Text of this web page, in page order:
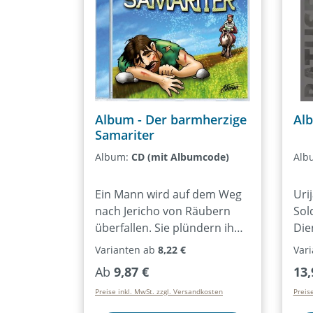
gewinnen. Als Esther davon
erfährt, stellt sie das vor die
schwerste Entscheidung
ihres Lebens…Das Adonia-
Teens-Musical 2013Markus
Heusser, Daniel Klaebe,
Larissa Leuschner, Rebekka
Steil14 Lieder und kurze
Theaterszenenab ca. 10
Jahren, ca. 15-24 Rollenfür
Album - Der barmherzige
Samariter
Album: CD (mit Albumcode)
Ein Mann wird auf dem Weg
nach Jericho von Räubern
überfallen. Sie plündern ihn
aus und lassen ihn
hilft ihm niemand, bis sich
endlich ein fremder Mann
Varianten ab 8,22 €
Regulärer Preis:
Ab 9,87 €
Preise inkl. MwSt. zzgl. Versandkosten
Er